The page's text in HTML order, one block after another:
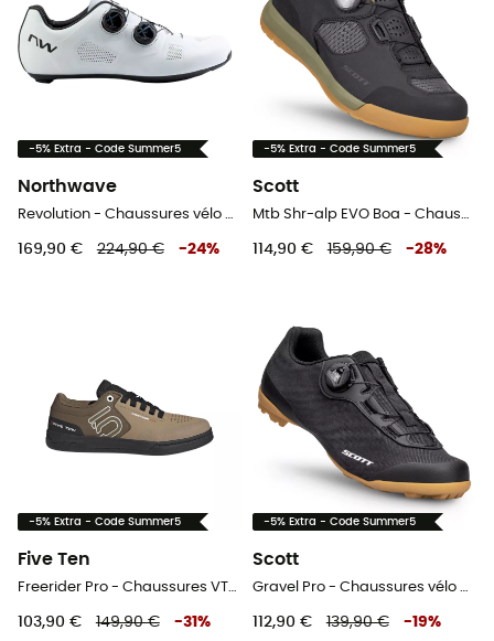
-5% Extra - Code Summer5
Northwave
Revolution - Chaussures vélo de route homme
169,90 € 224,90 € -24%
-5% Extra - Code Summer5
Scott
Mtb Shr-alp EVO Boa - Chaussures VTT homme
114,90 € 159,90 € -28%
-5% Extra - Code Summer5
Five Ten
Freerider Pro - Chaussures VTT homme
103,90 € 149,90 € -31 %
-5% Extra - Code Summer5
Scott
Gravel Pro - Chaussures vélo homme
112,90 € 139,90 € -19%